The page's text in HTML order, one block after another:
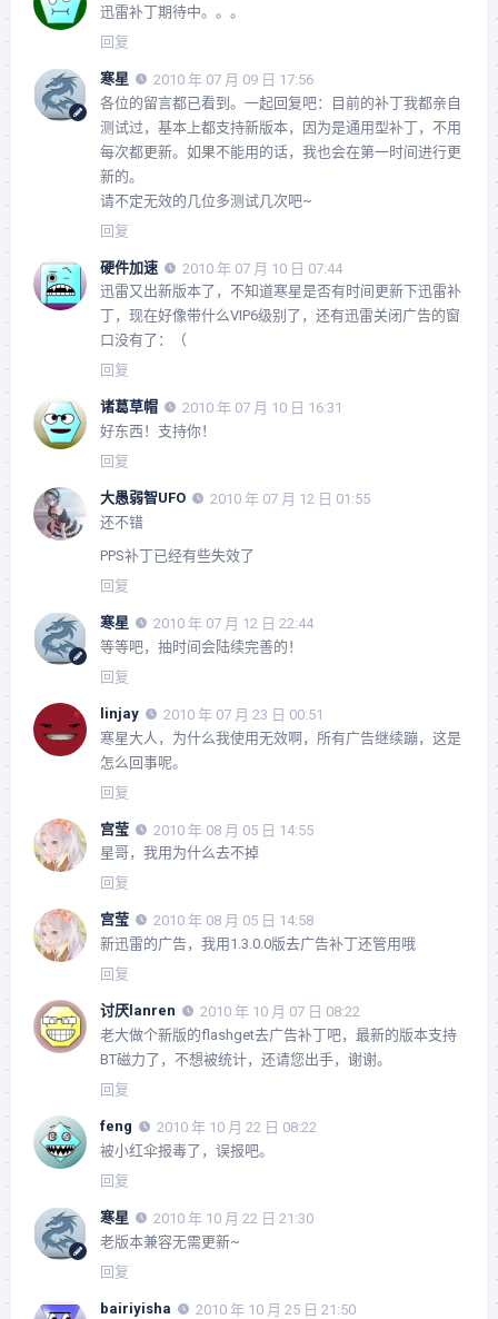
迅雷补丁期待中。。。
回复
寒星
2010 年 07 月 09 日 17:56
各位的留言都已看到。一起回复吧：目前的补丁我都亲自
测试过，基本上都支持新版本，因为是通用型补丁，不用
每次都更新。如果不能用的话，我也会在第一时间进行更
新的。
请不定无效的几位多测试几次吧~
回复
硬件加速
2010 年 07 月 10 日 07:44
迅雷又出新版本了，不知道寒星是否有时间更新下迅雷补
丁，现在好像带什么VIP6级别了，还有迅雷关闭广告的窗
口没有了：（
回复
诸葛草帽
2010 年 07 月 10 日 16:31
好东西！支持你！
回复
大愚弱智UFO
2010 年 07 月 12 日 01:55
还不错
PPS补丁已经有些失效了
回复
寒星
2010 年 07 月 12 日 22:44
等等吧，抽时间会陆续完善的！
回复
linjay
2010 年 07 月 23 日 00:51
寒星大人，为什么我使用无效啊，所有广告继续蹦，这是
怎么回事呢。
回复
宫莹
2010 年 08 月 05 日 14:55
星哥，我用为什么去不掉
回复
宫莹
2010 年 08 月 05 日 14:58
新迅雷的广告，我用1.3.0.0版去广告补丁还管用哦
回复
讨厌lanren
2010 年 10 月 07 日 08:22
老大做个新版的flashget去广告补丁吧，最新的版本支持
BT磁力了，不想被统计，还请您出手，谢谢。
回复
feng
2010 年 10 月 22 日 08:22
被小红伞报毒了，误报吧。
回复
寒星
2010 年 10 月 22 日 21:30
老版本兼容无需更新~
回复
bairiyisha
2010 年 10 月 25 日 21:50